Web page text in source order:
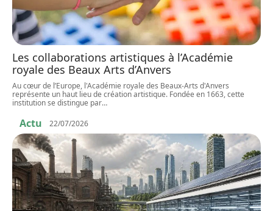
Les collaborations artistiques à l’Académie
royale des Beaux Arts d’Anvers
Au cœur de l’Europe, l'Académie royale des Beaux-Arts d'Anvers
représente un haut lieu de création artistique. Fondée en 1663, cette
institution se distingue par…
Actu 22/07/2026